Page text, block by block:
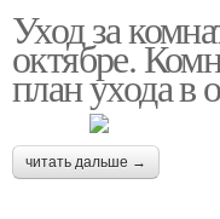
Уход за
октябре.
план ухода в
читать дальше →